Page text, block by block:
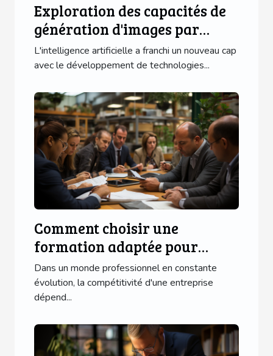
Exploration des capacités de
génération d'images par
intelligence artificielle
L'intelligence artificielle a franchi un nouveau cap
avec le développement de technologies...
Comment choisir une
formation adaptée pour
améliorer l'efficacité de votre
personnel de bureau
Dans un monde professionnel en constante
évolution, la compétitivité d'une entreprise
dépend...